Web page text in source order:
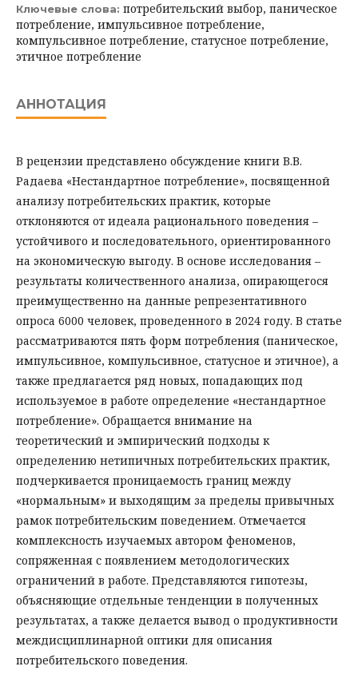
Ключевые слова: потребительский выбор, паническое
потребление, импульсивное потребление,
компульсивное потребление, статусное потребление,
этичное потребление
АННОТАЦИЯ
В рецензии представлено обсуждение книги В.В.
Радаева «Нестандартное потребление», посвященной
анализу потребительских практик, которые
отклоняются от идеала рационального поведения –
устойчивого и последовательного, ориентированного
на экономическую выгоду. В основе исследования –
результаты количественного анализа, опирающегося
преимущественно на данные репрезентативного
опроса 6000 человек, проведенного в 2024 году. В статье
рассматриваются пять форм потребления (паническое,
импульсивное, компульсивное, статусное и этичное), а
также предлагается ряд новых, попадающих под
используемое в работе определение «нестандартное
потребление». Обращается внимание на
теоретический и эмпирический подходы к
определению нетипичных потребительских практик,
подчеркивается проницаемость границ между
«нормальным» и выходящим за пределы привычных
рамок потребительским поведением. Отмечается
комплексность изучаемых автором феноменов,
сопряженная с появлением методологических
ограничений в работе. Представляются гипотезы,
объясняющие отдельные тенденции в полученных
результатах, а также делается вывод о продуктивности
междисциплинарной оптики для описания
потребительского поведения.